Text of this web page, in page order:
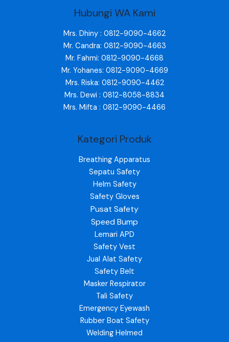
Hubungi WA Kami
Mrs. Dhiny : 0812-9090-4662
Mr. Candra: 0812-9090-4663
Mr. Fahmi: 0812-9090-4668
Mr. Yohanes: 0812-9090-4669
Mrs. Riska: 0812-9090-4462
Mrs. Dewi : 0812-8058-8834
Mrs. Mifta : 0812-9090-4466
Kategori Produk
Breathing Apparatus
Sepatu Safety
Helm Safety
Safety Gloves
Pusat Safety
Speed Bump
Lemari APD
Safety Vest
Jual Alat Safety
Safety Belt
Masker Respirator
Tali Safety
Emergency Eyewash
Rubber Boat Safety
Welding Helmed